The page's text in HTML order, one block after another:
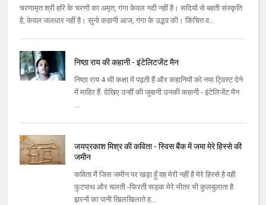
चरणामृत श्री हरि के चरणों का अमृत, गंगा केवल नदी नहीं है। सदियों से बहती संस्कृति
है, केवल जलधार नहीं है। सुनो कहानी आज, गंगा के उद्भव की। किंचित व...
निष्ठा राय की कहानी - इंटेलिटजेंट मैन
निष्ठा राय 4 थी कक्षा में पढ़ती हैं और कहानियों को नया ट्विस्ट देने
में माहिर हैं. देखिए उन्हीं की जुबानी उनकी कहानी - इंटेलिजेंट मैन
...
जयप्रकाश मिश्र की कविता - स्विस बैंक में जमा मेरे हिस्से की
जमीन
कविता मैं जिस जमीन पर खड़ा हूँ वह मेरी नहीं है मेरे हिस्से है वही
फुटपाथ और चलती -फिरती सड़क मेरे भीतर भी कुलबुलाता है
झरनों का पानी खिलखिलाते ह...